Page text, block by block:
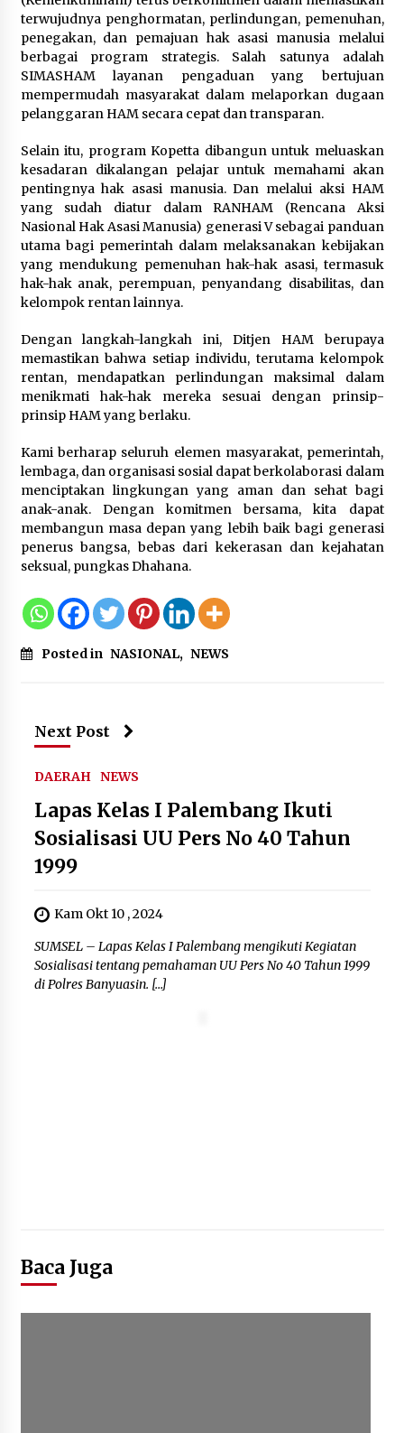
terwujudnya penghormatan, perlindungan, pemenuhan,
penegakan, dan pemajuan hak asasi manusia melalui
berbagai program strategis. Salah satunya adalah
SIMASHAM layanan pengaduan yang bertujuan
mempermudah masyarakat dalam melaporkan dugaan
pelanggaran HAM secara cepat dan transparan.
Selain itu, program Kopetta dibangun untuk meluaskan
kesadaran dikalangan pelajar untuk memahami akan
pentingnya hak asasi manusia. Dan melalui aksi HAM
yang sudah diatur dalam RANHAM (Rencana Aksi
Nasional Hak Asasi Manusia) generasi V sebagai panduan
utama bagi pemerintah dalam melaksanakan kebijakan
yang mendukung pemenuhan hak-hak asasi, termasuk
hak-hak anak, perempuan, penyandang disabilitas, dan
kelompok rentan lainnya.
Dengan langkah-langkah ini, Ditjen HAM berupaya
memastikan bahwa setiap individu, terutama kelompok
rentan, mendapatkan perlindungan maksimal dalam
menikmati hak-hak mereka sesuai dengan prinsip-
prinsip HAM yang berlaku.
Kami berharap seluruh elemen masyarakat, pemerintah,
lembaga, dan organisasi sosial dapat berkolaborasi dalam
menciptakan lingkungan yang aman dan sehat bagi
anak-anak. Dengan komitmen bersama, kita dapat
membangun masa depan yang lebih baik bagi generasi
penerus bangsa, bebas dari kekerasan dan kejahatan
seksual, pungkas Dhahana.
Posted in NASIONAL, NEWS
Next Post
DAERAH NEWS
Lapas Kelas I Palembang Ikuti
Sosialisasi UU Pers No 40 Tahun
1999
Kam Okt 10 , 2024
SUMSEL – Lapas Kelas I Palembang mengikuti Kegiatan
Sosialisasi tentang pemahaman UU Pers No 40 Tahun 1999
di Polres Banyuasin. […]
Baca Juga